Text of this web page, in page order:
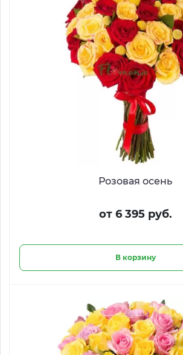
Розовая осень
от 6 395 руб.
В корзину